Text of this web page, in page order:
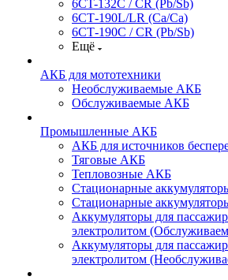
6CT-132C / CR (Pb/Sb)
6СТ-190L/LR (Ca/Ca)
6СТ-190С / CR (Pb/Sb)
Ещё
АКБ для мототехники
Необслуживаемые АКБ
Обслуживаемые АКБ
Промышленные АКБ
АКБ для источников
Тяговые АКБ
Тепловозные АКБ
Стационарные
Стационарные
Аккумуляторы для
электролитом
Аккумуляторы для
электролитом